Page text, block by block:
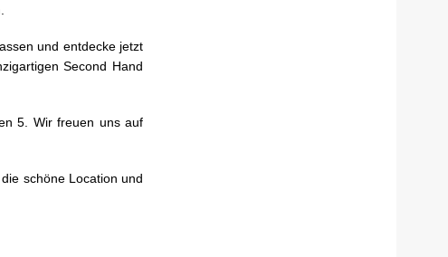
und entdecke jetzt
Second Hand
5. Wir freuen uns auf
schöne Location und